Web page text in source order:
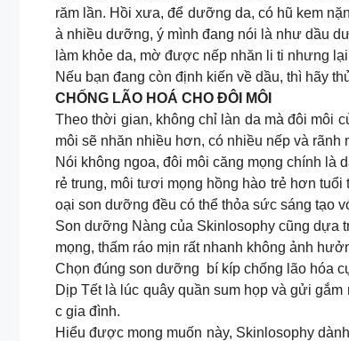
răm lần. Hồi xưa, để dưỡng da, có hũ kem
à nhiều dưỡng, ý mình đang nói là như dầu
làm khỏe da, mờ được nếp nhăn li ti nhưng
Nếu bạn đang còn định kiến về dầu, thì hãy
CHỐNG LÃO HOÁ CHO ĐÔI MÔI
Theo thời gian, không chỉ làn da mà đôi môi
môi sẽ nhăn nhiều hơn, có nhiều nếp và
Nói không ngoa, đôi môi căng mọng chính là
rẻ trung, môi tươi mọng hồng hào trẻ hơn
oại son dưỡng đều có thể thỏa sức sáng tạo
Son dưỡng Nàng của Skinlosophy cũng dựa
mọng, thấm ráo mịn rất nhanh không ảnh
Chọn đúng son dưỡng bí kíp chống lão hóa
Dịp Tết là lúc quây quần sum họp và gửi
c gia đình.
Hiểu được mong muốn này, Skinlosophy